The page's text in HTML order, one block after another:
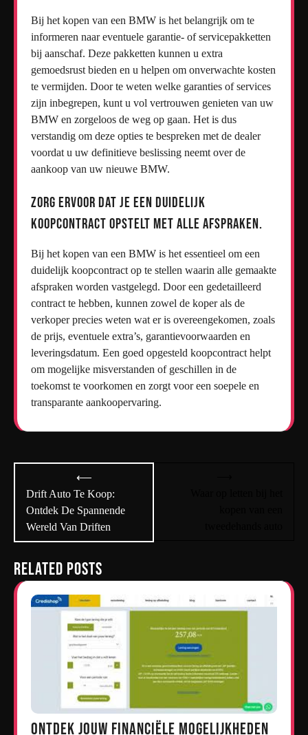
Bij het kopen van een BMW is het belangrijk om te
informeren naar eventuele garantie- of servicepakketten
bij aanschaf. Deze pakketten kunnen u extra
gemoedsrust bieden en u helpen om onverwachte kosten
te vermijden. Door te weten welke garanties of services
zijn inbegrepen, kunt u vol vertrouwen genieten van uw
BMW en zorgeloos de weg op gaan. Het is dus
verstandig om deze opties te bespreken met de dealer
voordat u uw definitieve beslissing neemt over de
aankoop van uw nieuwe BMW.
Zorg ervoor dat je een duidelijk
koopcontract opstelt met alle afspraken.
Bij het kopen van een BMW is het essentieel om een
duidelijk koopcontract op te stellen waarin alle gemaakte
afspraken worden vastgelegd. Door een gedetailleerd
contract te hebben, kunnen zowel de koper als de
verkoper precies weten wat er is overeengekomen, zoals
de prijs, eventuele extra’s, garantievoorwaarden en
leveringsdatum. Een goed opgesteld koopcontract helpt
om mogelijke misverstanden of geschillen in de
toekomst te voorkomen en zorgt voor een soepele en
transparante aankoopervaring.
navigatie
⟵
Drift Auto Te Koop:
Ontdek De Spannende
Wereld Van Driften
Related Posts
Ontdek jouw financiële mogelijkheden